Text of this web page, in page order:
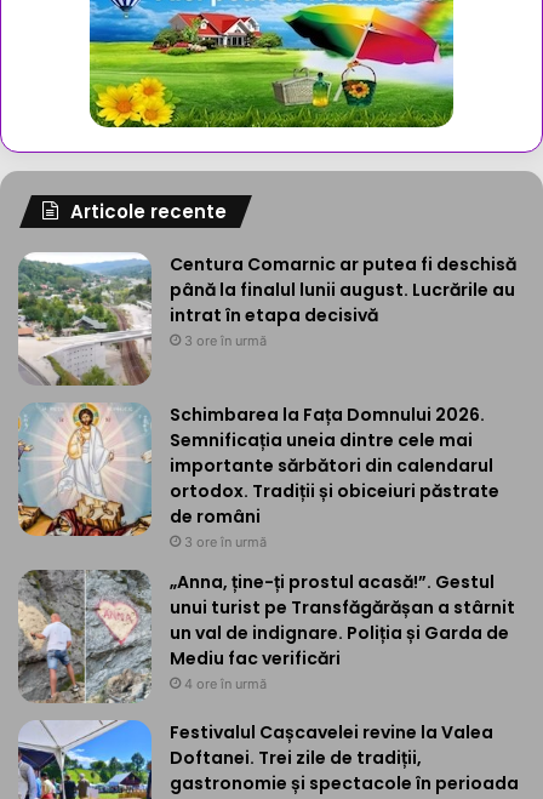
Articole recente
Centura Comarnic ar putea fi deschisă
până la finalul lunii august. Lucrările au
intrat în etapa decisivă
3 ore în urmă
Schimbarea la Fața Domnului 2026.
Semnificația uneia dintre cele mai
importante sărbători din calendarul
ortodox. Tradiții și obiceiuri păstrate
de români
3 ore în urmă
„Anna, ține-ți prostul acasă!”. Gestul
unui turist pe Transfăgărășan a stârnit
un val de indignare. Poliția și Garda de
Mediu fac verificări
4 ore în urmă
Festivalul Cașcavelei revine la Valea
Doftanei. Trei zile de tradiții,
gastronomie și spectacole în perioada